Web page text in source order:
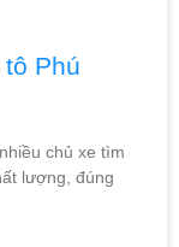
Phú
chủ xe tìm
lượng, đúng